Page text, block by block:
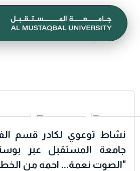
نشاط توعوي لكادر قسم
جامعة المستقبل عبر
"الصوت نعمة... احمه من